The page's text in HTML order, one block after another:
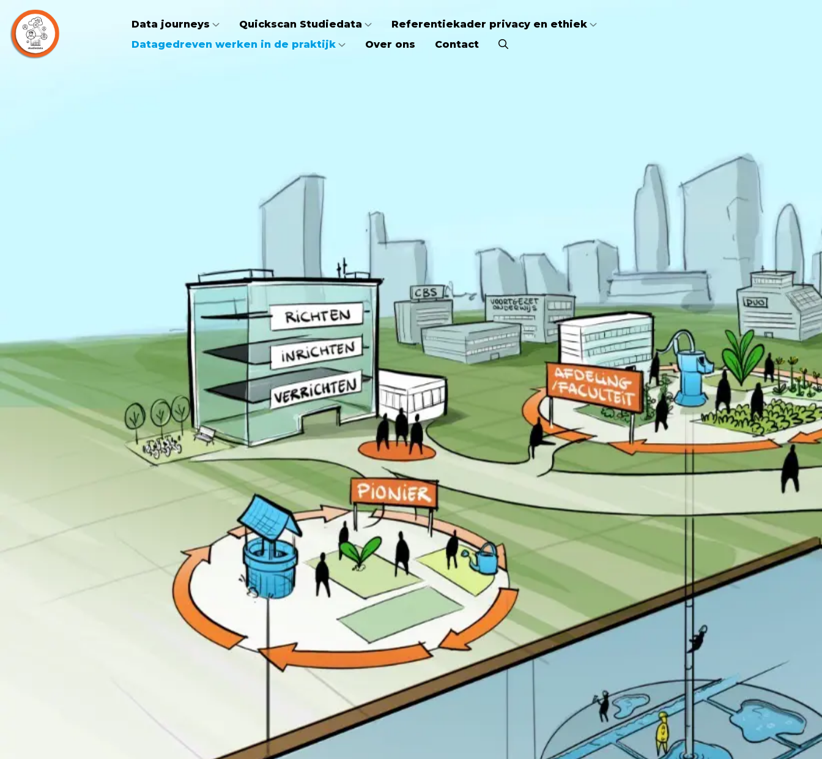
Data journeys Quickscan Studiedata
Referentiekader privacy en ethiek
Datagedreven werken in de praktijk
Over ons Contact